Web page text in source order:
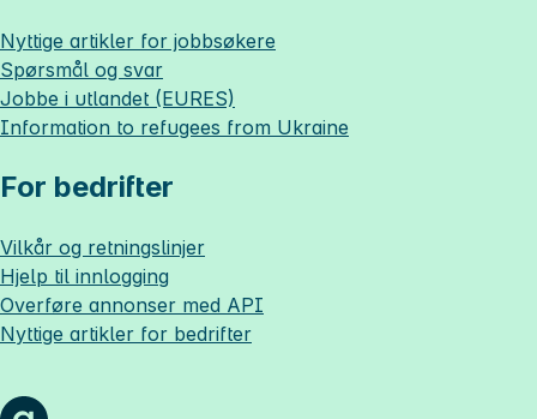
Nyttige artikler for jobbsøkere
Spørsmål og svar
Jobbe i utlandet (EURES)
Information to refugees from Ukraine
For bedrifter
Vilkår og retningslinjer
Hjelp til innlogging
Overføre annonser med API
Nyttige artikler for bedrifter